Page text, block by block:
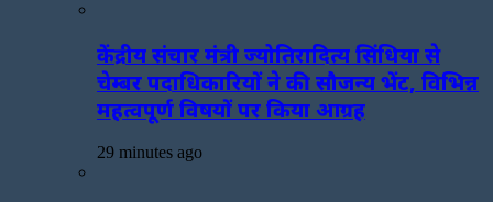
केंद्रीय संचार मंत्री ज्योतिरादित्य सिंधिया से
चेम्बर पदाधिकारियों ने की सौजन्य भेंट, विभिन्न
महत्वपूर्ण विषयों पर किया आग्रह
29 minutes ago